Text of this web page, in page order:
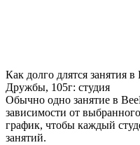
Как долго длятся занятия
Дружбы, 105г: студия
Обычно одно занятие в
зависимости от
график, чтобы каждый
занятий.